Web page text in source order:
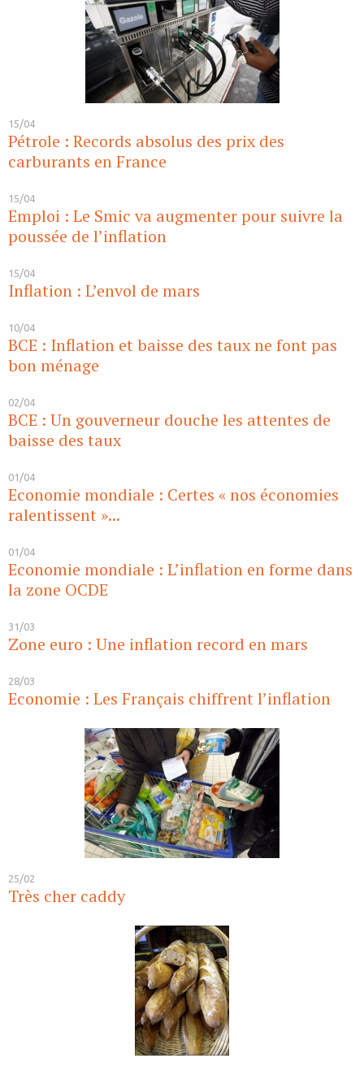
15/04
Pétrole : Records absolus des prix des
carburants en France
15/04
Emploi : Le Smic va augmenter pour suivre la
poussée de l’inflation
15/04
Inflation : L’envol de mars
10/04
BCE : Inflation et baisse des taux ne font pas
bon ménage
02/04
BCE : Un gouverneur douche les attentes de
baisse des taux
01/04
Economie mondiale : Certes « nos économies
ralentissent »...
01/04
Economie mondiale : L’inflation en forme dans
la zone OCDE
31/03
Zone euro : Une inflation record en mars
28/03
Economie : Les Français chiffrent l’inflation
25/02
Très cher caddy